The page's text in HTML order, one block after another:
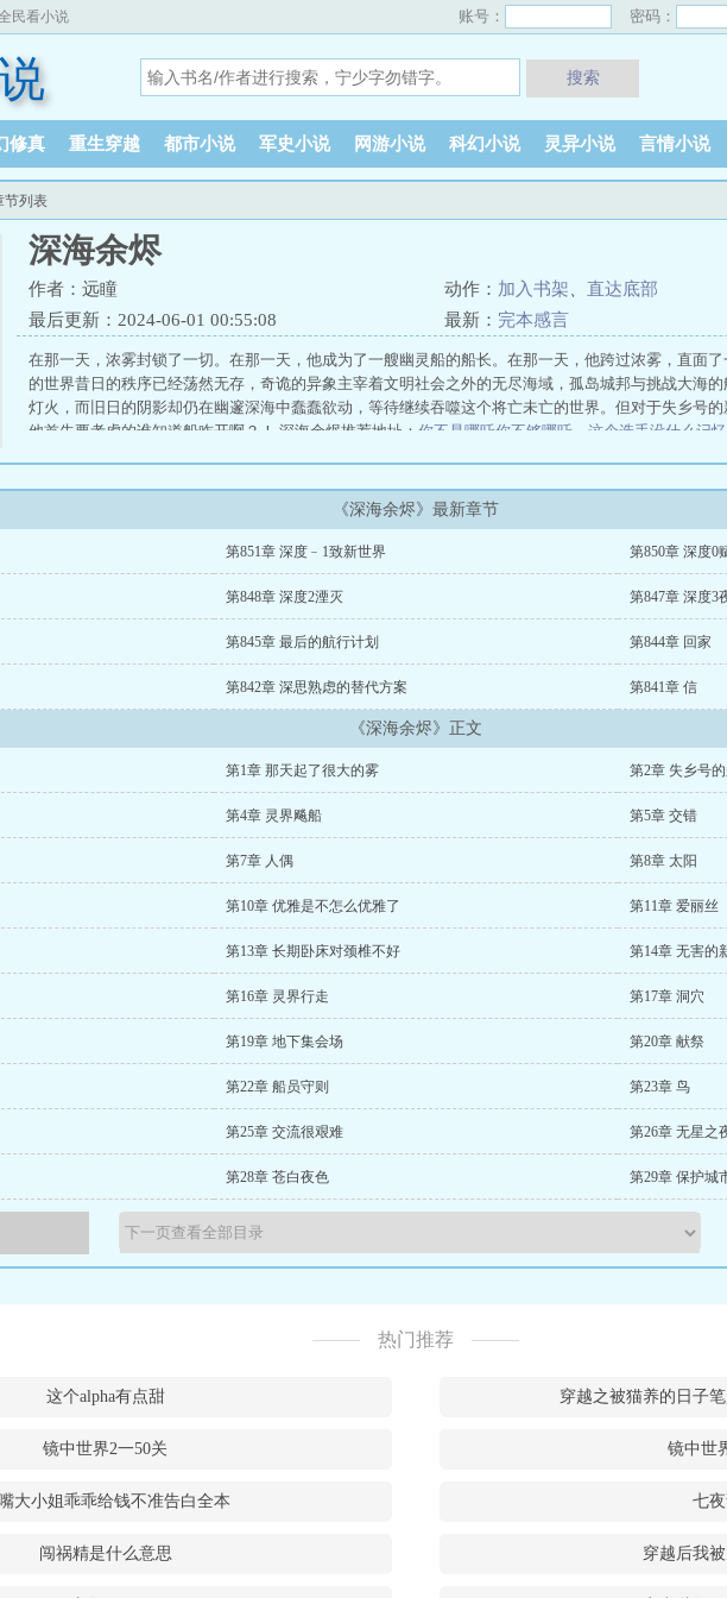
民看小说 账号： 密码：
搜索
修真 重生穿越 都市小说 军史小说 网游小说 科幻小说 灵异小说 言情小说
节列表
深海余烬
作者：远瞳 动作： 加入书架
直达底部
最后更新：2024-06-01 00:55:08
最新： 完本感言
在那一天，浓雾封锁了一切。在那一天，他成为了一艘幽灵船的船长。在那一天，他跨过浓雾，直面
的世界昔日的秩序已经荡然无存，奇诡的异象主宰着文明社会之外的无尽海域，孤岛城邦与挑战大海
灯火，而旧日的阴影却仍在幽邃深海中蠢蠢欲动，等待继续吞噬这个将亡未亡的世界。但对于失乡号
他首先要考虑的谁知道船咋开啊？！ 深海余烬推荐地址： 你不是哪吒你不够哪吒 这个选手没什么记
梦境通上古？我真不是古代道祖 我本无意成仙
许没收我的人籍 宿命之环 唐人的餐桌 这游戏也太真实了 御兽之王 道诡异仙 孙哲叶巧都市之医武风
魏坪政魏瑕小说哥哥别装了你是真有实力、
《深海余烬》最新章节
第851章 深度﹣1致新世界 第850章 深度0
第848章 深度2湮灭 第847章 深度3
第845章 最后的航行计划 第844章 回家
第842章 深思熟虑的替代方案 第841章 信
《深海余烬》正文
第1章 那天起了很大的雾 第2章 失乡号
第4章 灵界飚船 第5章 交错
第7章 人偶 第8章 太阳
第10章 优雅是不怎么优雅了 第11章 爱丽丝
第13章 长期卧床对颈椎不好 第14章 无害的
第16章 灵界行走 第17章 洞穴
第19章 地下集会场 第20章 献祭
第22章 船员守则 第23章 鸟
第25章 交流很艰难 第26章 无星之
第28章 苍白夜色 第29章 保护城
热门推荐
这个alpha有点甜 穿越之被猫养的日子
镜中世界2一50关 镜中世
大小姐乖乖给钱不准告白全本 七
闯祸精是什么意思 穿越后我